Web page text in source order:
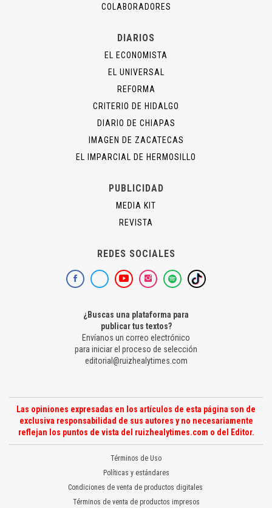
COLABORADORES
DIARIOS
EL ECONOMISTA
EL UNIVERSAL
REFORMA
CRITERIO DE HIDALGO
DIARIO DE CHIAPAS
IMAGEN DE ZACATECAS
EL IMPARCIAL DE HERMOSILLO
PUBLICIDAD
MEDIA KIT
REVISTA
REDES SOCIALES
¿Buscas una plataforma para
publicar tus textos?
Envíanos un correo electrónico
para iniciar el proceso de selección
editorial@ruizhealytimes.com
Las opiniones expresadas en los artículos de esta página son de
exclusiva responsabilidad de sus autores y no necesariamente
reflejan los puntos de vista del ruizhealytimes.com o del Editor.
Términos de Uso
Políticas y estándares
Condiciones de venta de productos digitales
Términos de venta de productos impresos